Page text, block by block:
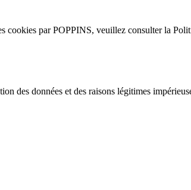
par POPPINS, veuillez consulter la
des données et des raisons légitimes